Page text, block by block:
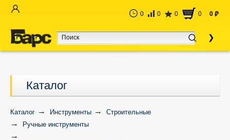
0 0 0 0 0 руб
Каталог
Каталог Инструменты
Строительные
Ручные инструменты